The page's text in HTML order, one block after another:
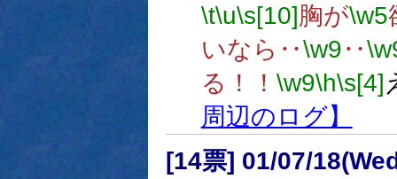
\t\u\s[10]胸が\w5
いなら‥\w9‥
る！！ \w9\h\s[4]
周辺のログ】
[14票] 01/07/